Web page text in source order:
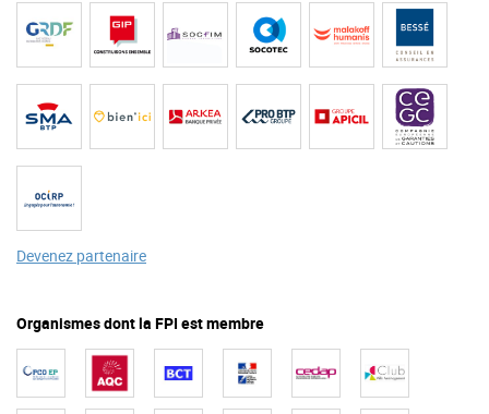
Devenez partenaire
Organismes dont la FPI est membre